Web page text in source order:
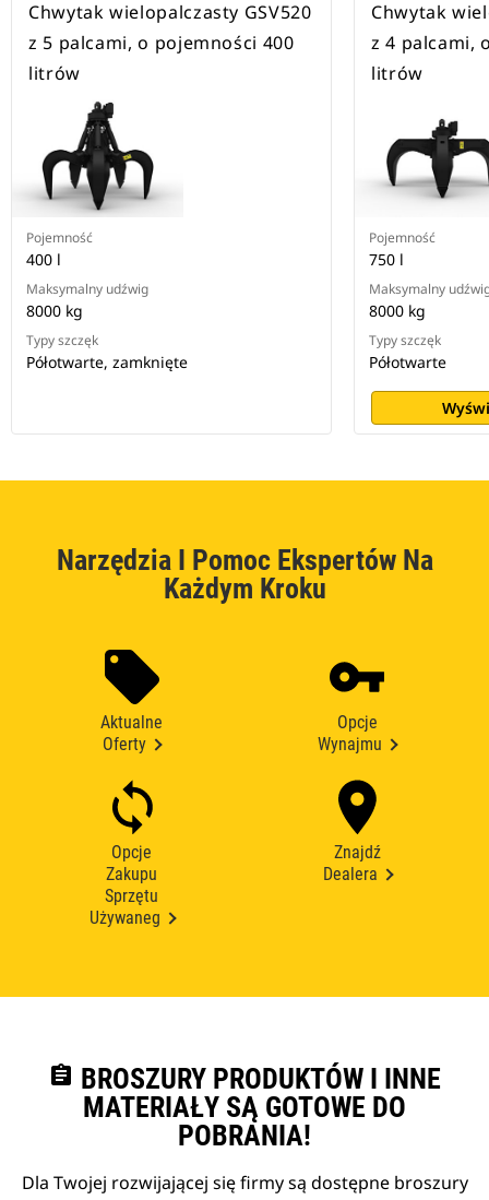
Chwytak wielopalczasty GSV520
z 5 palcami, o pojemności 400
litrów
Pojemność
400 l
Maksymalny udźwig
8000 kg
Typy szczęk
Półotwarte, zamknięte
Chwytak
z 4 palcami,
litrów
Pojemność
750 l
Maksymalny
8000 kg
Typy szczęk
Półotwarte
Narzędzia I Pomoc Ekspertów Na
Każdym Kroku
Aktualne
Oferty
Opcje
Wynajmu
Opcje
Zakupu
Sprzętu
Używaneg
Znajdź
Dealera
assignment BROSZURY PRODUKTÓW I INNE
MATERIAŁY SĄ GOTOWE DO
POBRANIA!
Dla Twojej rozwijającej się firmy są dostępne broszury